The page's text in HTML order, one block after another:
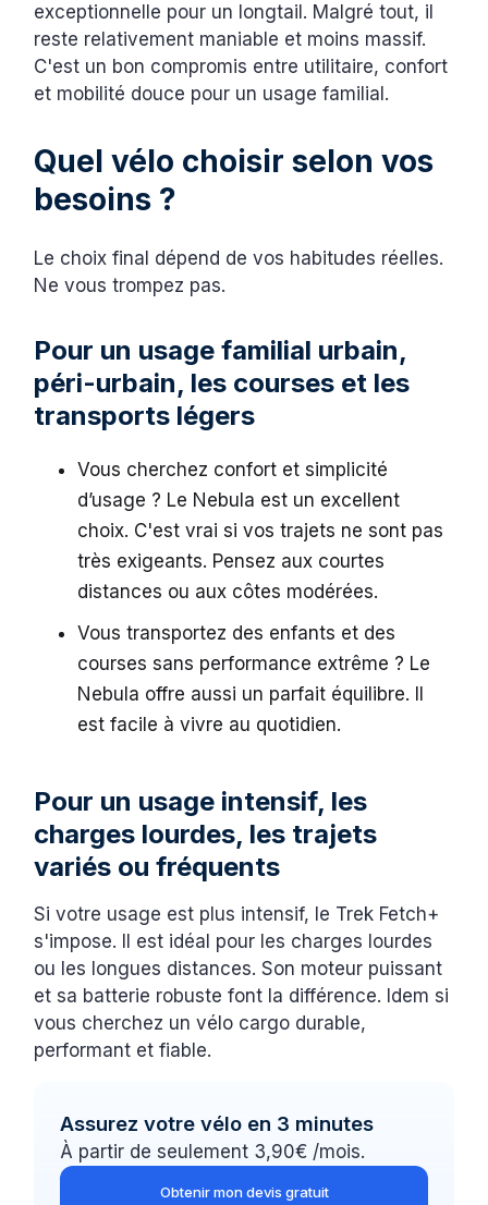
exceptionnelle pour un longtail. Malgré tout, il
reste relativement maniable et moins massif.
C'est un bon compromis entre utilitaire, confort
et mobilité douce pour un usage familial.
Quel vélo choisir selon vos
besoins ?
Le choix final dépend de vos habitudes réelles.
Ne vous trompez pas.
Pour un usage familial urbain,
péri-urbain, les courses et les
transports légers
Vous cherchez confort et simplicité
d’usage ? Le Nebula est un excellent
choix. C'est vrai si vos trajets ne sont pas
très exigeants. Pensez aux courtes
distances ou aux côtes modérées.
Vous transportez des enfants et des
courses sans performance extrême ? Le
Nebula offre aussi un parfait équilibre. Il
est facile à vivre au quotidien.
Pour un usage intensif, les
charges lourdes, les trajets
variés ou fréquents
Si votre usage est plus intensif, le Trek Fetch+
s'impose. Il est idéal pour les charges lourdes
ou les longues distances. Son moteur puissant
et sa batterie robuste font la différence. Idem si
vous cherchez un vélo cargo durable,
performant et fiable.
Assurez votre vélo en 3 minutes
À partir de seulement 3,90€ /mois.
Obtenir mon devis gratuit